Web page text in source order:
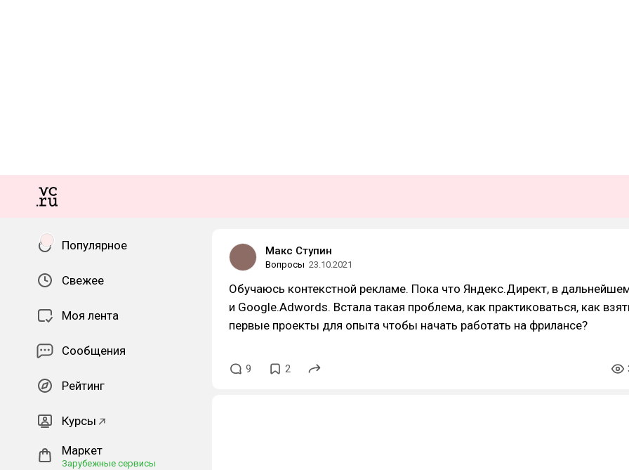
Популярное
Свежее
Моя лента
Сообщения
Рейтинг
Курсы
Маркет
Зарубежные сервисы
Макс Ступин
Вопросы 23.10.2021
Обучаюсь контекстной рекламе. Пока что Яндекс.Директ, в
и Google.Adwords. Встала такая проблема, как практиковаться, как
первые проекты для опыта чтобы начать работать на фрилансе?
9 2